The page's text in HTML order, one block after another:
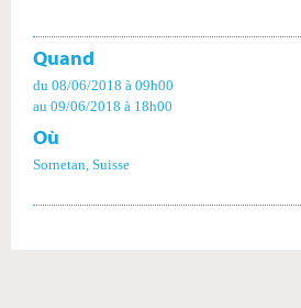
Quand
du 08/06/2018 à 09h00
au 09/06/2018 à 18h00
Où
Sornetan, Suisse